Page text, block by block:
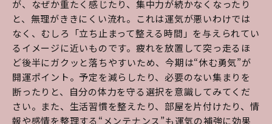
が、なぜか重たく感じたり、集中力が続かなくなったり
と、無理がききにくい流れ。これは運気が悪いわけでは
なく、むしろ「立ち止まって整える時間」を与えられてい
るイメージに近いものです。疲れを放置して突っ走るほ
ど後半にガクッと落ちやすいため、今期は“休む勇気”が
開運ポイント。予定を減らしたり、必要のない集まりを
断ったりと、自分の体力を守る選択を意識してみてくだ
さい。また、生活習慣を整えたり、部屋を片付けたり、情
報や感情を整理する“メンテナンス”も運気の補強に効果